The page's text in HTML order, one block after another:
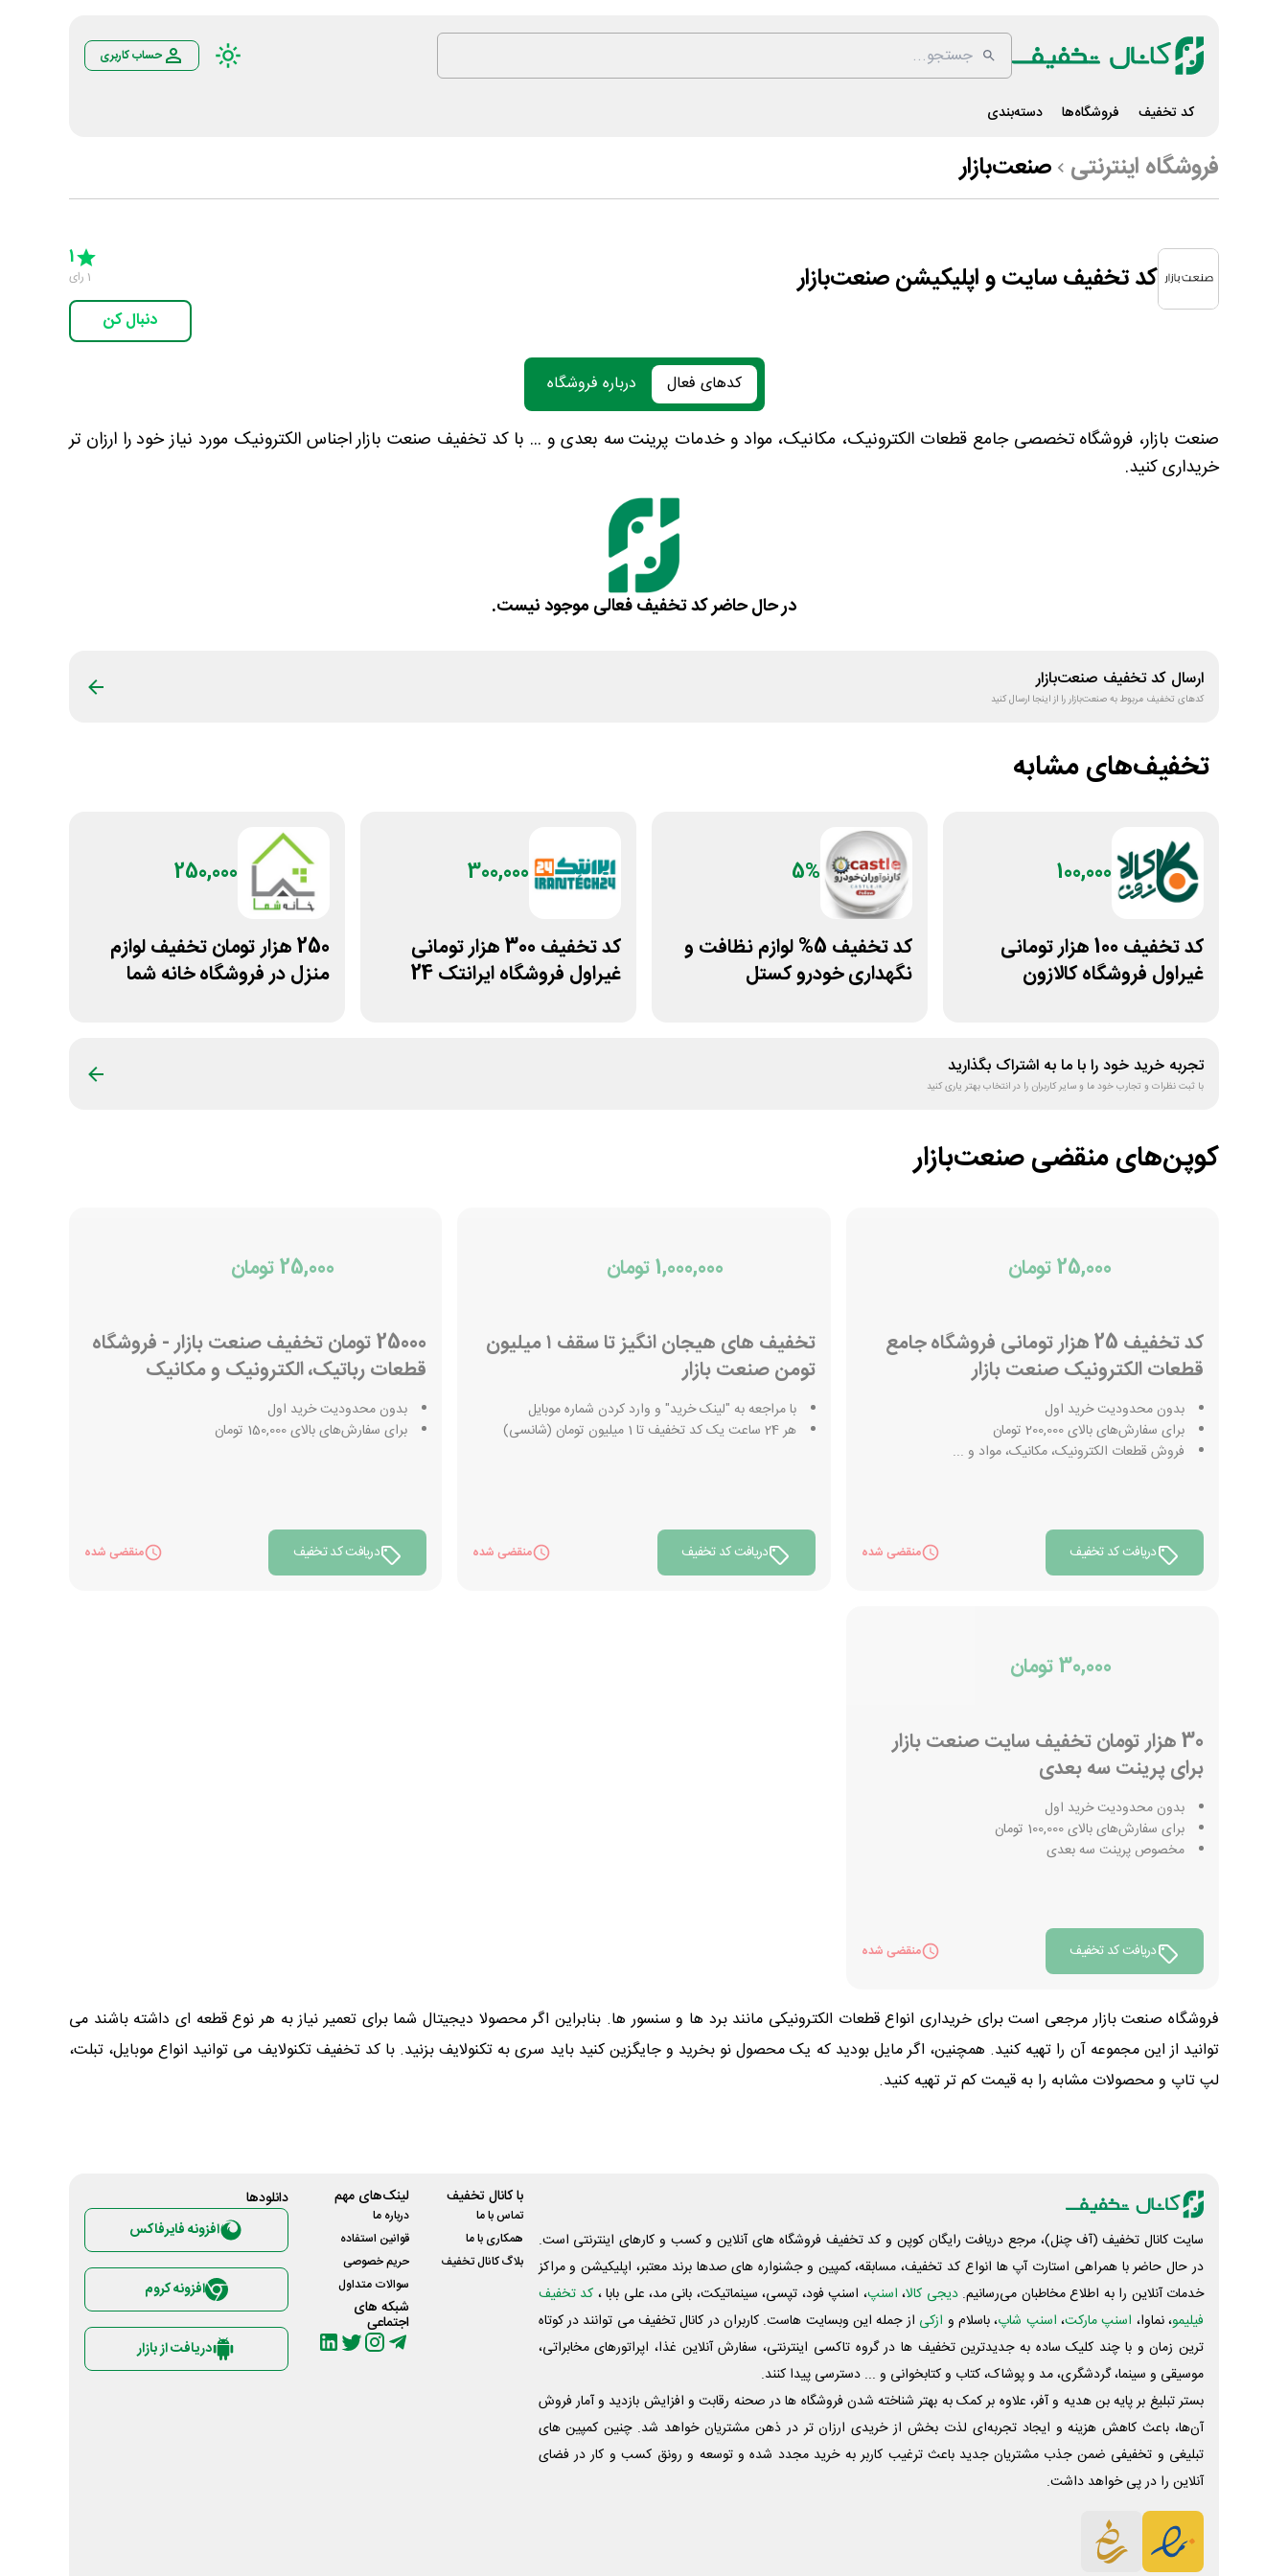
حساب کاربری
کد تخفیف فروشگاه‌ها دسته‌بندی
فروشگاه اینترنتی صنعت‌بازار
کد تخفیف سایت و اپلیکیشن صنعت‌بازار
5 Stars
1
1 رای
دنبال کن
کدهای فعال درباره فروشگاه
صنعت بازار، فروشگاه تخصصی جامع قطعات الکترونیک، مکانیک، مواد و خدمات پرینت سه بعدی و ... با کد تخفیف صنعت بازار اجناس الکترونیک مورد نیاز خود را ارزان تر
خریداری کنید.
در حال حاضر کد تخفیف فعالی موجود نیست.
ارسال کد تخفیف صنعت‌بازار
کدهای تخفیف مربوط بهصنعت‌بازاررا از اینجا ارسال کنید
تخفیف‌های مشابه
100,000
کد تخفیف 100 هزار تومانی
غیراول فروشگاه کالازون
5%
کد تخفیف 5% لوازم نظافت و
نگهداری خودرو کستل
300,000
کد تخفیف 300 هزار تومانی
غیراول فروشگاه ایرانتک 24
250,000
250 هزار تومان تخفیف لوازم
منزل در فروشگاه خانه شما
تجربه خرید خود را با ما به اشتراک بگذارید
با ثبت نظرات و تجارب خود ما و سایر کاربران را در انتخاب بهتر یاری کنید
کوپن‌های منقضیصنعت‌بازار
25,000 تومان
کد تخفیف 25 هزار تومانی فروشگاه جامع
قطعات الکترونیک صنعت بازار
بدون محدودیت خرید اول
برای سفارش‌های بالای 200,000 تومان
فروش قطعات الکترونیک، مکانیک، مواد و ...
دریافت کد تخفیف منقضی شده
1,000,000 تومان
تخفیف های هیجان انگیز تا سقف ۱ میلیون
تومن صنعت بازار
با مراجعه به "لینک خرید" و وارد کردن شماره موبایل
هر 24 ساعت یک کد تخفیف تا 1 میلیون تومان (شانسی)
دریافت کد تخفیف منقضی شده
25,000 تومان
25000 تومان تخفیف صنعت بازار - فروشگاه
قطعات رباتیک، الکترونیک و مکانیک
بدون محدودیت خرید اول
برای سفارش‌های بالای 150,000 تومان
دریافت کد تخفیف منقضی شده
30,000 تومان
30 هزار تومان تخفیف سایت صنعت بازار
برای پرینت سه بعدی
بدون محدودیت خرید اول
برای سفارش‌های بالای 100,000 تومان
مخصوص پرينت سه بعدی
دریافت کد تخفیف منقضی شده
فروشگاه صنعت بازار مرجعی است برای خریداری انواع قطعات الکترونیکی مانند برد ها و سنسور ها. بنابراین اگر محصولا دیجیتال شما برای تعمیر نیاز به هر نوع قطعه ای داشته باشند می
توانید از این مجموعه آن را تهیه کنید. همچنین، اگر مایل بودید که یک محصول نو بخرید و جایگزین کنید باید سری به تکنولایف بزنید. باکد تخفیف تکنولایف می توانید انواع موبایل، تبلت،
لپ تاپ و محصولات مشابه را به قیمت کم تر تهیه کنید.
سایت کانال تخفیف (آف چنل)، مرجع دریافت رایگان کوپن و کد تخفیف فروشگاه های آنلاین و کسب و‌ کارهای اینترنتی است.
در حال حاضر با همراهی استارت آپ ها انواع کد تخفیف، مسابقه، کمپین و جشنواره های صدها برند معتبر، اپلیکیشن و مراکز
خدمات آنلاین را به اطلاع مخاطبان می‌رسانیم. دیجی کالا، اسنپ، اسنپ فود، تپسی، سینماتیکت، بانی مد، علی‌ بابا ، کد تخفیف
فیلیمو، نماوا، اسنپ مارکت، اسنپ شاپ، باسلام و ازکی از جمله این وبسایت ‌هاست. کاربران در کانال تخفیف می توانند در کوتاه
ترین زمان و با چند کلیک ساده به جدیدترین تخفیف ها در گروه تاکسی اینترنتی، سفارش آنلاین غذا، اپراتورهای مخابراتی،
موسیقی و سینما، گردشگری، مد و پوشاک، کتاب و کتابخوانی و ... دسترسی پیدا کنند.
بستر تبلیغ بر پایه بن هدیه و آفر، علاوه بر کمک به بهتر شناخته شدن فروشگاه ها در صحنه رقابت و افزایش بازدید و آمار فروش
آن‌ها، باعث کاهش هزینه و ایجاد تجربه‌ای لذت بخش از خریدی ارزان تر در ذهن مشتریان خواهد شد. چنین کمپین های
تبلیغی و تخفیفی ضمن جذب مشتریان جدید باعث ترغیب کاربر به خرید مجدد شده و توسعه و رونق کسب و کار در فضای
آنلاین را در پی خواهد داشت.
با کانال تخفیف
تماس با ما
همکاری با ما
بلاگ کانال تخفیف
لینک‌های مهم
درباره ما
قوانین استفاده
حریم خصوصی
سوالات متداول
شبکه های
اجتماعی
دانلود‌ها
افزونه فایرفاکس
افزونه کروم
دریافت از بازار